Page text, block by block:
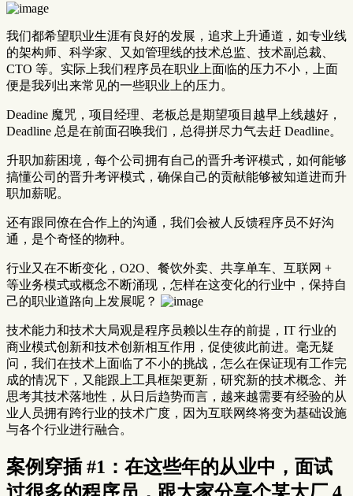
我们都希望职业生涯有良好的发展，追求上升通道，如专业线
的架构师、科学家、又如管理线的技术总监、技术副总裁、
CTO 等。实际上我们程序员在职业上面临的压力不小，上面
便是我列出来常见的一些职业上的压力。
Deadine 魔咒，项目经理、老板总是期望项目越早上线越好，
Deadline 总是在前面召唤我们，总得拼尽力气去赶 Deadline。
升职加薪困境，每个公司拥有自己的晋升考评模式，如何能够
搞懂公司的晋升考评模式，确保自己的贡献能够被知道进而升
职加薪呢。
还有跟同僚在合作上的沟通，我们会被人反馈程序员不好沟
通，是个奇怪的物种。
行业又在不断变化，O2O、餐饮外卖、共享单车、互联网 +
等业务模式或概念不断涌现，怎样在这变化的行业中，保持自
己的职业道路向上发展呢？
技术能力和技术大局观是程序员赖以生存的前提，IT 行业的
商业模式创新和技术创新相互作用，促使彼此前进。毫无疑
问，我们在技术上面临了不小的挑战，怎么在保证现有工作完
成的情况下，又能跟上工具框架更新，研究新的技术概念、并
思考其技术落地性，从日后趋势而言，越来越需要有经验的从
业人员拥有跨行业的技术广度，因为互联网终将变为基础设施
与各个行业进行融合。
案例穿插 #1：在这些年的从业中，面试
过很多的程序员，跟大家分享个某大厂 4